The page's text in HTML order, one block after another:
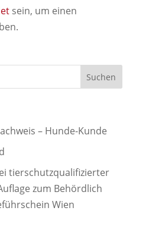
sein, um einen
– Hunde-Kunde
tierschutzqualifizierter
zum Behördlich
Wien